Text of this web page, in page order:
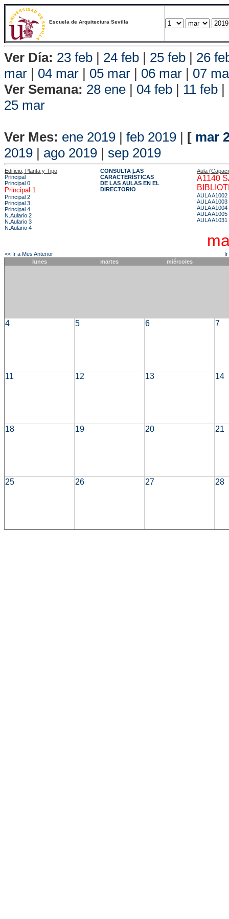
Escuela de Arquitectura Sevilla
Ver Día: 23 feb | 24 feb | 25 feb | 26
mar | 04 mar | 05 mar | 06 mar | 07
Ver Semana: 28 ene | 04 feb | 11 feb |
25 mar
Ver Mes: ene 2019 | feb 2019 | [ mar
2019 | ago 2019 | sep 2019
Edificio, Planta y Tipo
Principal
Principal 0
Principal 1
Principal 2
Principal 3
Principal 4
N.Aulario 2
N.Aulario 3
N.Aulario 4
CONSULTA LAS
CARACTERÍSTICAS
DE LAS AULAS EN EL
DIRECTORIO
Aula
A1140
AULA A1002
AULA A1003
AULA A1004
AULA A1005
AULA A1031
<< Ir a Mes Anterior
lunes
martes miércoles
4 5 6 7
11 12 13 14
18 19 20 21
25 26 27 28